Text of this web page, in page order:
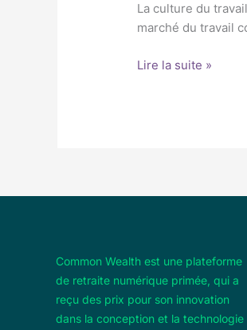
La culture du
marché du travail
Lire la suite »
Common Wealth est une plateforme
de retraite numérique primée, qui a
reçu des prix pour son innovation
dans la conception et la technologie